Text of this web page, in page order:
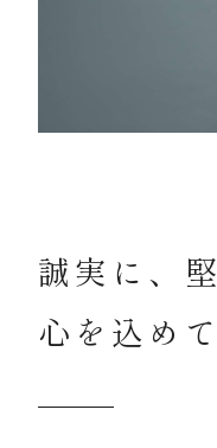
誠実に、
心を込めて